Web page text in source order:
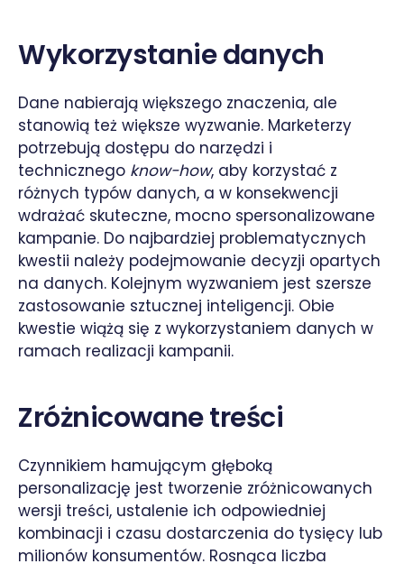
Wykorzystanie danych
Dane nabierają większego znaczenia, ale
stanowią też większe wyzwanie. Marketerzy
potrzebują dostępu do narzędzi i
technicznego know-how, aby korzystać z
różnych typów danych, a w konsekwencji
wdrażać skuteczne, mocno spersonalizowane
kampanie. Do najbardziej problematycznych
kwestii należy podejmowanie decyzji opartych
na danych. Kolejnym wyzwaniem jest szersze
zastosowanie sztucznej inteligencji. Obie
kwestie wiążą się z wykorzystaniem danych w
ramach realizacji kampanii.
Zróżnicowane treści
Czynnikiem hamującym głęboką
personalizację jest tworzenie zróżnicowanych
wersji treści, ustalenie ich odpowiedniej
kombinacji i czasu dostarczenia do tysięcy lub
milionów konsumentów. Rosnąca liczba